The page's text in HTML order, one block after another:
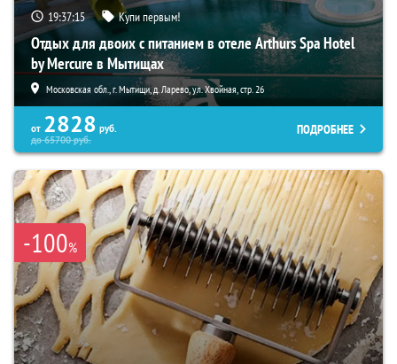
19:37:14 Купи первым!
Отдых для двоих с питанием в отеле Arthurs Spa Hotel
by Mercure в Мытищах
Московская обл., г. Мытищи, д. Ларево, ул. Хвойная, стр. 26
от 2828 руб.
до65700руб.
ПОДРОБНЕЕ
-100%